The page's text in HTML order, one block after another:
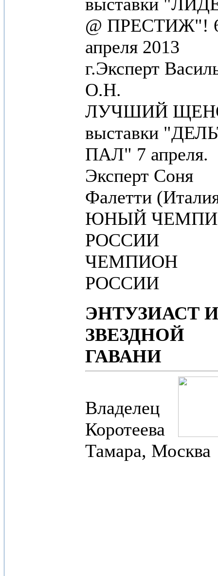
@ ПРЕСТИЖ"!
апреля 2013
г.Эксперт
О.Н.
ЛУЧШИЙ
выставки
ПАЛ" 7 апреля.
Эксперт Соня
Фалетти
ЮНЫЙ
РОССИИ
ЧЕМПИОН
РОССИИ
ЭНТУЗИАСТ
ЗВЕЗДНОЙ
ГАВАНИ
Владелец
Коротеева
Тамара, Москва